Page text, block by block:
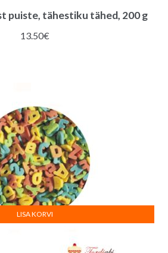
puiste, tähestiku tähed, 200 g
13.50€
LISA KORVI